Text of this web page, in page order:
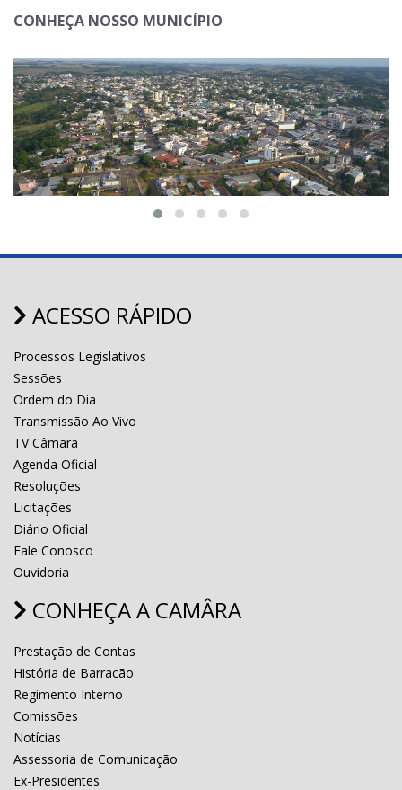
CONHEÇA NOSSO MUNICÍPIO
ACESSO RÁPIDO
Processos Legislativos
Sessões
Ordem do Dia
Transmissão Ao Vivo
TV Câmara
Agenda Oficial
Resoluções
Licitações
Diário Oficial
Fale Conosco
Ouvidoria
CONHEÇA A CAMÂRA
Prestação de Contas
História de Barracão
Regimento Interno
Comissões
Notícias
Assessoria de Comunicação
Ex-Presidentes